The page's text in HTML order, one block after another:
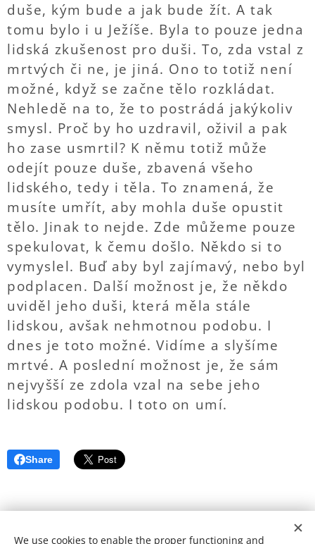
duše, kým bude a jak bude žít. A tak
tomu bylo i u Ježíše. Byla to pouze jedna
lidská zkušenost pro duši. To, zda vstal z
mrtvých či ne, je jiná. Ono to totiž není
možné, když se začne tělo rozkládat.
Nehledě na to, že to postrádá jakýkoliv
smysl. Proč by ho uzdravil, oživil a pak
ho zase usmrtil? K němu totiž může
odejít pouze duše, zbavená všeho
lidského, tedy i těla. To znamená, že
musíte umřít, aby mohla duše opustit
tělo. Jinak to nejde. Zde můžeme pouze
spekulovat, k čemu došlo. Někdo si to
vymyslel. Buď aby byl zajímavý, nebo byl
podplacen. Další možnost je, že někdo
uviděl jeho duši, která měla stále
lidskou, avšak nehmotnou podobu. I
dnes je toto možné. Vidíme a slyšíme
mrtvé. A poslední možnost je, že sám
nejvyšší ze zdola vzal na sebe jeho
lidskou podobu. I toto on umí.
Share
We use cookies to enable the proper functioning and